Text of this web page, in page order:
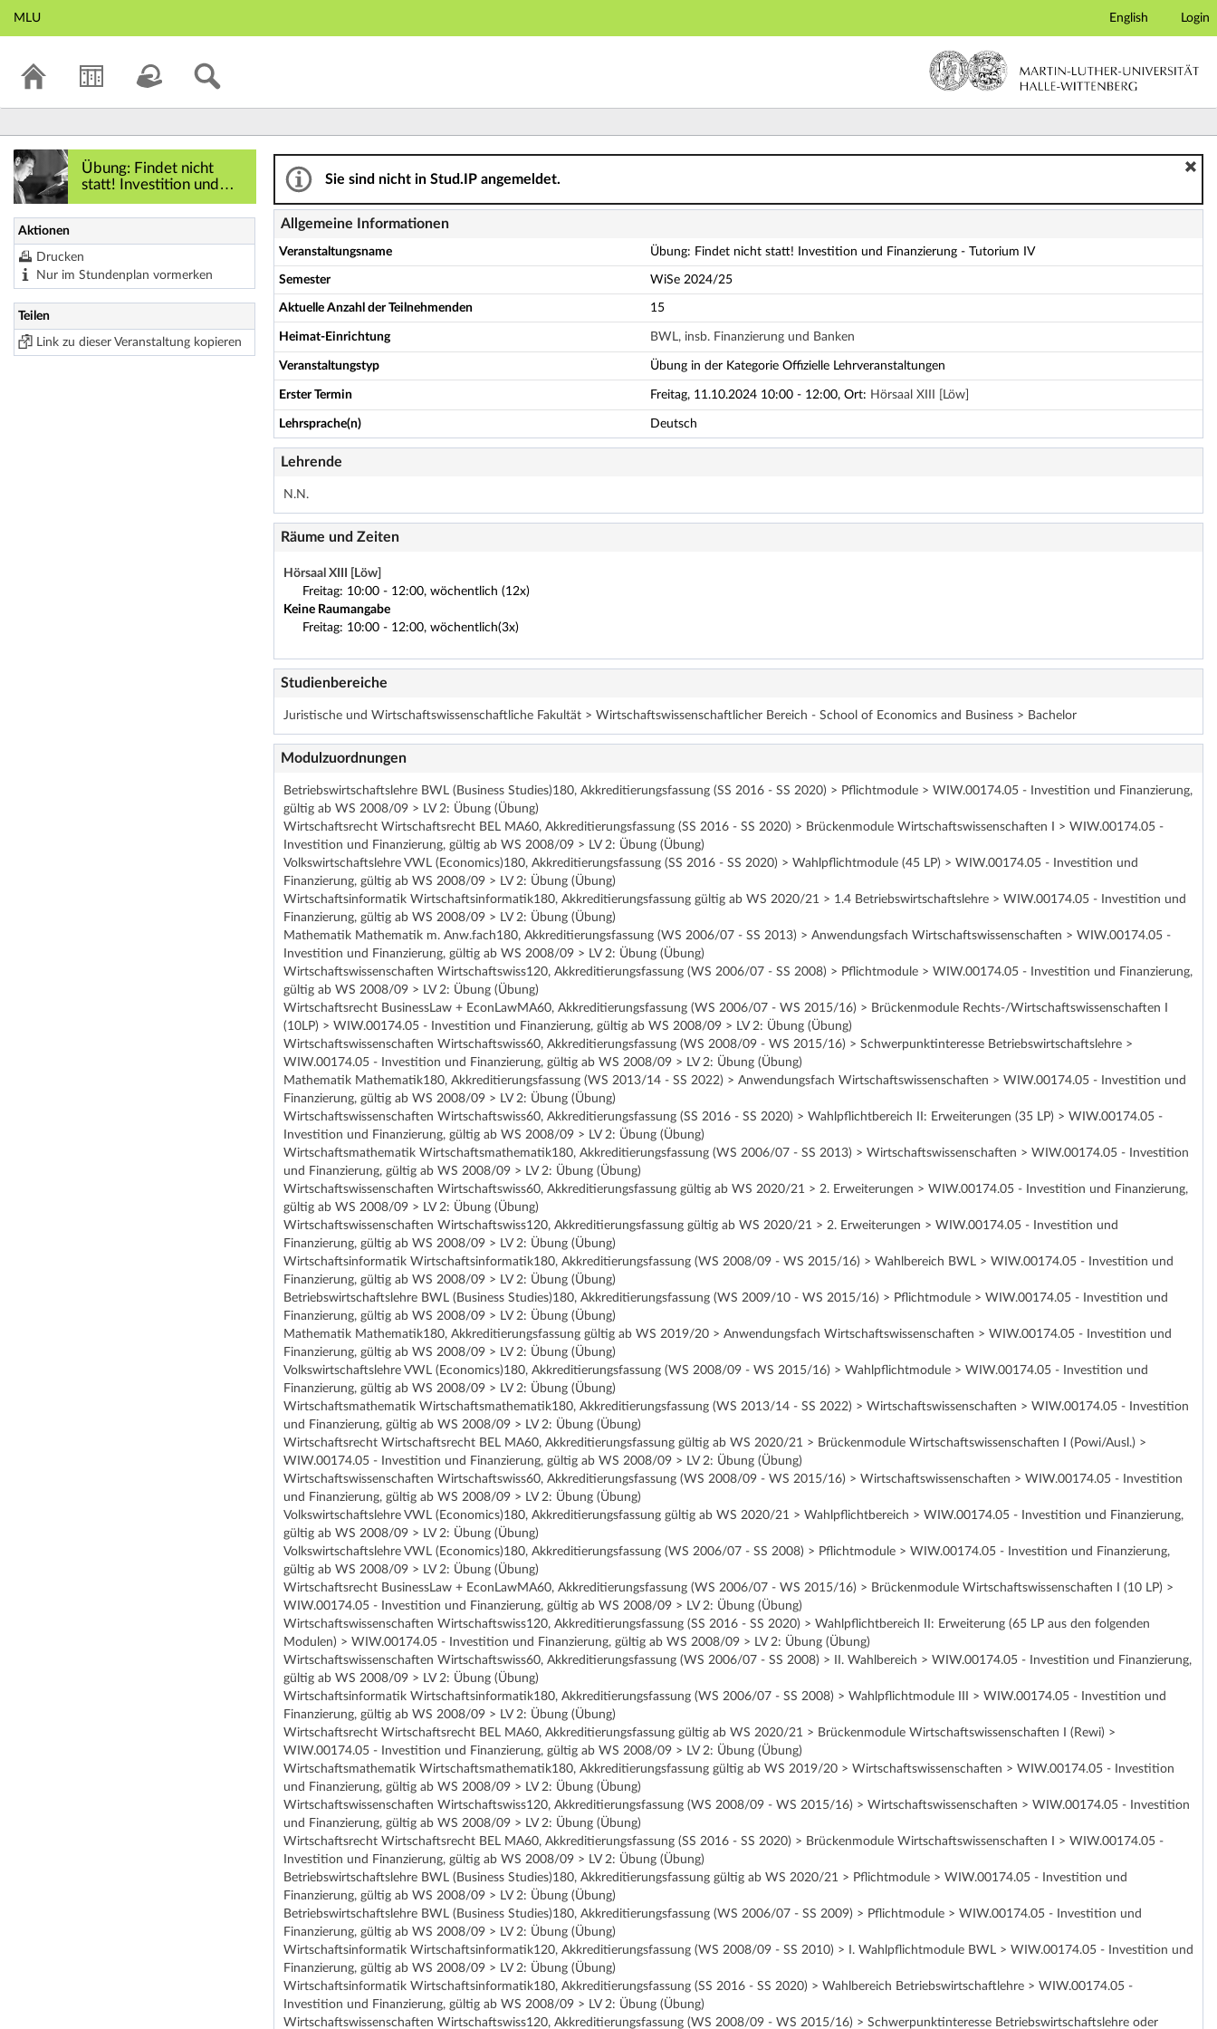
Hauptnavigation
MLU English Login
Übung: Findet nicht
statt! Investition und
Finanzierung - Tutorium
IV - Details
Aktionen
Drucken
Nur im Stundenplan vormerken
Teilen
Link zu dieser Veranstaltung kopieren
Übung: Findet nicht statt! Investition und Finanzierung - Tutorium IV - Details
Sie sind nicht in Stud.IP angemeldet.
Allgemeine Informationen
Veranstaltungsname Übung: Findet nicht statt! Investition und Finanzierung - Tutorium IV
Semester WiSe 2024/25
Aktuelle Anzahl der Teilnehmenden 15
Heimat-Einrichtung BWL, insb. Finanzierung und Banken
Veranstaltungstyp Übung in der Kategorie Offizielle Lehrveranstaltungen
Erster Termin Freitag, 11.10.2024 10:00 - 12:00, Ort: Hörsaal XIII [Löw]
Lehrsprache(n) Deutsch
Lehrende
N.N.
Räume und Zeiten
Hörsaal XIII [Löw]
Freitag: 10:00 - 12:00, wöchentlich (12x)
Keine Raumangabe
Freitag: 10:00 - 12:00, wöchentlich(3x)
Studienbereiche
Juristische und Wirtschaftswissenschaftliche Fakultät > Wirtschaftswissenschaftlicher Bereich - School of Economics and Business > Bachelor
Modulzuordnungen
Betriebswirtschaftslehre BWL (Business Studies)180, Akkreditierungsfassung (SS 2016 - SS 2020) > Pflichtmodule > WIW.00174.05 - Investition und Finanzierung,
gültig ab WS 2008/09 > LV 2: Übung (Übung)
Wirtschaftsrecht Wirtschaftsrecht BEL MA60, Akkreditierungsfassung (SS 2016 - SS 2020) > Brückenmodule Wirtschaftswissenschaften I > WIW.00174.05 -
Investition und Finanzierung, gültig ab WS 2008/09 > LV 2: Übung (Übung)
Volkswirtschaftslehre VWL (Economics)180, Akkreditierungsfassung (SS 2016 - SS 2020) > Wahlpflichtmodule (45 LP) > WIW.00174.05 - Investition und
Finanzierung, gültig ab WS 2008/09 > LV 2: Übung (Übung)
Wirtschaftsinformatik Wirtschaftsinformatik180, Akkreditierungsfassung gültig ab WS 2020/21 > 1.4 Betriebswirtschaftslehre > WIW.00174.05 - Investition und
Finanzierung, gültig ab WS 2008/09 > LV 2: Übung (Übung)
Mathematik Mathematik m. Anw.fach180, Akkreditierungsfassung (WS 2006/07 - SS 2013) > Anwendungsfach Wirtschaftswissenschaften > WIW.00174.05 -
Investition und Finanzierung, gültig ab WS 2008/09 > LV 2: Übung (Übung)
Wirtschaftswissenschaften Wirtschaftswiss120, Akkreditierungsfassung (WS 2006/07 - SS 2008) > Pflichtmodule > WIW.00174.05 - Investition und Finanzierung,
gültig ab WS 2008/09 > LV 2: Übung (Übung)
Wirtschaftsrecht BusinessLaw + EconLawMA60, Akkreditierungsfassung (WS 2006/07 - WS 2015/16) > Brückenmodule Rechts-/Wirtschaftswissenschaften I
(10LP) > WIW.00174.05 - Investition und Finanzierung, gültig ab WS 2008/09 > LV 2: Übung (Übung)
Wirtschaftswissenschaften Wirtschaftswiss60, Akkreditierungsfassung (WS 2008/09 - WS 2015/16) > Schwerpunktinteresse Betriebswirtschaftslehre >
WIW.00174.05 - Investition und Finanzierung, gültig ab WS 2008/09 > LV 2: Übung (Übung)
Mathematik Mathematik180, Akkreditierungsfassung (WS 2013/14 - SS 2022) > Anwendungsfach Wirtschaftswissenschaften > WIW.00174.05 - Investition und
Finanzierung, gültig ab WS 2008/09 > LV 2: Übung (Übung)
Wirtschaftswissenschaften Wirtschaftswiss60, Akkreditierungsfassung (SS 2016 - SS 2020) > Wahlpflichtbereich II: Erweiterungen (35 LP) > WIW.00174.05 -
Investition und Finanzierung, gültig ab WS 2008/09 > LV 2: Übung (Übung)
Wirtschaftsmathematik Wirtschaftsmathematik180, Akkreditierungsfassung (WS 2006/07 - SS 2013) > Wirtschaftswissenschaften > WIW.00174.05 - Investition
und Finanzierung, gültig ab WS 2008/09 > LV 2: Übung (Übung)
Wirtschaftswissenschaften Wirtschaftswiss60, Akkreditierungsfassung gültig ab WS 2020/21 > 2. Erweiterungen > WIW.00174.05 - Investition und Finanzierung,
gültig ab WS 2008/09 > LV 2: Übung (Übung)
Wirtschaftswissenschaften Wirtschaftswiss120, Akkreditierungsfassung gültig ab WS 2020/21 > 2. Erweiterungen > WIW.00174.05 - Investition und
Finanzierung, gültig ab WS 2008/09 > LV 2: Übung (Übung)
Wirtschaftsinformatik Wirtschaftsinformatik180, Akkreditierungsfassung (WS 2008/09 - WS 2015/16) > Wahlbereich BWL > WIW.00174.05 - Investition und
Finanzierung, gültig ab WS 2008/09 > LV 2: Übung (Übung)
Betriebswirtschaftslehre BWL (Business Studies)180, Akkreditierungsfassung (WS 2009/10 - WS 2015/16) > Pflichtmodule > WIW.00174.05 - Investition und
Finanzierung, gültig ab WS 2008/09 > LV 2: Übung (Übung)
Mathematik Mathematik180, Akkreditierungsfassung gültig ab WS 2019/20 > Anwendungsfach Wirtschaftswissenschaften > WIW.00174.05 - Investition und
Finanzierung, gültig ab WS 2008/09 > LV 2: Übung (Übung)
Volkswirtschaftslehre VWL (Economics)180, Akkreditierungsfassung (WS 2008/09 - WS 2015/16) > Wahlpflichtmodule > WIW.00174.05 - Investition und
Finanzierung, gültig ab WS 2008/09 > LV 2: Übung (Übung)
Wirtschaftsmathematik Wirtschaftsmathematik180, Akkreditierungsfassung (WS 2013/14 - SS 2022) > Wirtschaftswissenschaften > WIW.00174.05 - Investition
und Finanzierung, gültig ab WS 2008/09 > LV 2: Übung (Übung)
Wirtschaftsrecht Wirtschaftsrecht BEL MA60, Akkreditierungsfassung gültig ab WS 2020/21 > Brückenmodule Wirtschaftswissenschaften I (Powi/Ausl.) >
WIW.00174.05 - Investition und Finanzierung, gültig ab WS 2008/09 > LV 2: Übung (Übung)
Wirtschaftswissenschaften Wirtschaftswiss60, Akkreditierungsfassung (WS 2008/09 - WS 2015/16) > Wirtschaftswissenschaften > WIW.00174.05 - Investition
und Finanzierung, gültig ab WS 2008/09 > LV 2: Übung (Übung)
Volkswirtschaftslehre VWL (Economics)180, Akkreditierungsfassung gültig ab WS 2020/21 > Wahlpflichtbereich > WIW.00174.05 - Investition und Finanzierung,
gültig ab WS 2008/09 > LV 2: Übung (Übung)
Volkswirtschaftslehre VWL (Economics)180, Akkreditierungsfassung (WS 2006/07 - SS 2008) > Pflichtmodule > WIW.00174.05 - Investition und Finanzierung,
gültig ab WS 2008/09 > LV 2: Übung (Übung)
Wirtschaftsrecht BusinessLaw + EconLawMA60, Akkreditierungsfassung (WS 2006/07 - WS 2015/16) > Brückenmodule Wirtschaftswissenschaften I (10 LP) >
WIW.00174.05 - Investition und Finanzierung, gültig ab WS 2008/09 > LV 2: Übung (Übung)
Wirtschaftswissenschaften Wirtschaftswiss120, Akkreditierungsfassung (SS 2016 - SS 2020) > Wahlpflichtbereich II: Erweiterung (65 LP aus den folgenden
Modulen) > WIW.00174.05 - Investition und Finanzierung, gültig ab WS 2008/09 > LV 2: Übung (Übung)
Wirtschaftswissenschaften Wirtschaftswiss60, Akkreditierungsfassung (WS 2006/07 - SS 2008) > II. Wahlbereich > WIW.00174.05 - Investition und Finanzierung,
gültig ab WS 2008/09 > LV 2: Übung (Übung)
Wirtschaftsinformatik Wirtschaftsinformatik180, Akkreditierungsfassung (WS 2006/07 - SS 2008) > Wahlpflichtmodule III > WIW.00174.05 - Investition und
Finanzierung, gültig ab WS 2008/09 > LV 2: Übung (Übung)
Wirtschaftsrecht Wirtschaftsrecht BEL MA60, Akkreditierungsfassung gültig ab WS 2020/21 > Brückenmodule Wirtschaftswissenschaften I (Rewi) >
WIW.00174.05 - Investition und Finanzierung, gültig ab WS 2008/09 > LV 2: Übung (Übung)
Wirtschaftsmathematik Wirtschaftsmathematik180, Akkreditierungsfassung gültig ab WS 2019/20 > Wirtschaftswissenschaften > WIW.00174.05 - Investition
und Finanzierung, gültig ab WS 2008/09 > LV 2: Übung (Übung)
Wirtschaftswissenschaften Wirtschaftswiss120, Akkreditierungsfassung (WS 2008/09 - WS 2015/16) > Wirtschaftswissenschaften > WIW.00174.05 - Investition
und Finanzierung, gültig ab WS 2008/09 > LV 2: Übung (Übung)
Wirtschaftsrecht Wirtschaftsrecht BEL MA60, Akkreditierungsfassung (SS 2016 - SS 2020) > Brückenmodule Wirtschaftswissenschaften I > WIW.00174.05 -
Investition und Finanzierung, gültig ab WS 2008/09 > LV 2: Übung (Übung)
Betriebswirtschaftslehre BWL (Business Studies)180, Akkreditierungsfassung gültig ab WS 2020/21 > Pflichtmodule > WIW.00174.05 - Investition und
Finanzierung, gültig ab WS 2008/09 > LV 2: Übung (Übung)
Betriebswirtschaftslehre BWL (Business Studies)180, Akkreditierungsfassung (WS 2006/07 - SS 2009) > Pflichtmodule > WIW.00174.05 - Investition und
Finanzierung, gültig ab WS 2008/09 > LV 2: Übung (Übung)
Wirtschaftsinformatik Wirtschaftsinformatik120, Akkreditierungsfassung (WS 2008/09 - SS 2010) > I. Wahlpflichtmodule BWL > WIW.00174.05 - Investition und
Finanzierung, gültig ab WS 2008/09 > LV 2: Übung (Übung)
Wirtschaftsinformatik Wirtschaftsinformatik180, Akkreditierungsfassung (SS 2016 - SS 2020) > Wahlbereich Betriebswirtschaftlehre > WIW.00174.05 -
Investition und Finanzierung, gültig ab WS 2008/09 > LV 2: Übung (Übung)
Wirtschaftswissenschaften Wirtschaftswiss120, Akkreditierungsfassung (WS 2008/09 - WS 2015/16) > Schwerpunktinteresse Betriebswirtschaftslehre oder